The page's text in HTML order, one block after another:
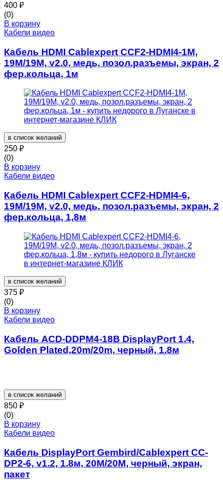
400 ₽
(0)
В корзину
Кабели видео
Кабель HDMI Cablexpert CCF2-HDMI4-1M,
19M/19M, v2.0, медь, позол.разъемы, экран, 2
фер.кольца, 1м
в список желаний
250 ₽
(0)
В корзину
Кабели видео
Кабель HDMI Cablexpert CCF2-HDMI4-6,
19M/19M, v2.0, медь, позол.разъемы, экран, 2
фер.кольца, 1,8м
в список желаний
375 ₽
(0)
В корзину
Кабели видео
Кабель ACD-DDPM4-18B DisplayPort 1.4,
Golden Plated,20m/20m, черный, 1.8м
в список желаний
850 ₽
(0)
В корзину
Кабели видео
Кабель DisplayPort Gembird/Cablexpert CC-
DP2-6, v1.2, 1.8м, 20M/20M, черный, экран,
пакет